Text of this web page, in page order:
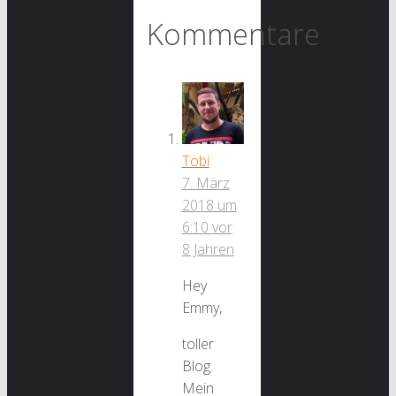
Kommentare
Tobi
7. März
2018 um
6:10 vor
8 Jahren
Hey
Emmy,
toller
Blog.
Mein